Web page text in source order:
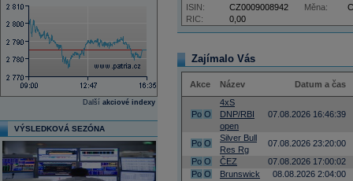
Další akciové indexy
VÝSLEDKOVÁ SEZÓNA
RIC: 0,00
ISIN: CZ0009008942 Měna:
Zajímalo Vás
Akce Název Datum a čas
Po O
4xS
DNP/RBI
open
07.08.2026 16:46:39
Po O
Silver Bull
Res Rg
07.08.2026 23:20:00
Po O ČEZ
07.08.2026 17:00:02
Po O Brunswick
08.08.2026 2:04:00